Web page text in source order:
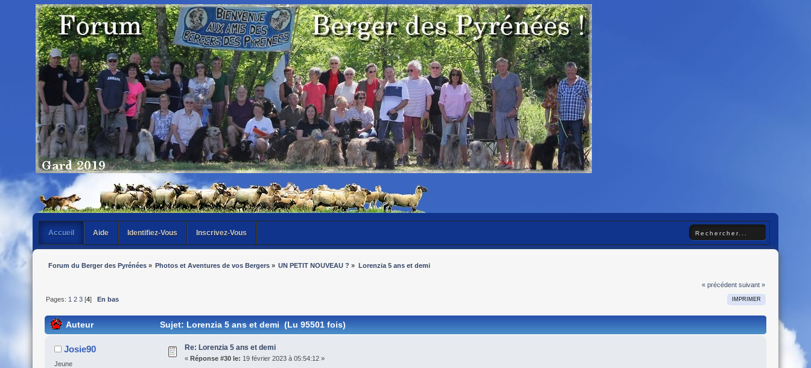
Accueil Aide Identifiez-Vous Inscrivez-Vous
Forum du Berger des Pyrénées» Photos et Aventures de vos Bergers » UN PETIT NOUVEAU ? » Lorenzia 5 ans et demi
« précédent suivant »
IMPRIMER
Pages: 1 2 3[4] En bas
Auteur Sujet: Lorenzia 5 ans et demi (Lu 95501 fois)
Josie90
Jeune
Re: Lorenzia 5 ans et demi
« Réponse #30 le: 19 février 2023 à 05:54:12 »